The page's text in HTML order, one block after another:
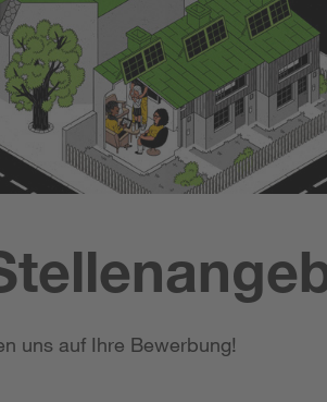
uns auf Ihre Bewerbung!